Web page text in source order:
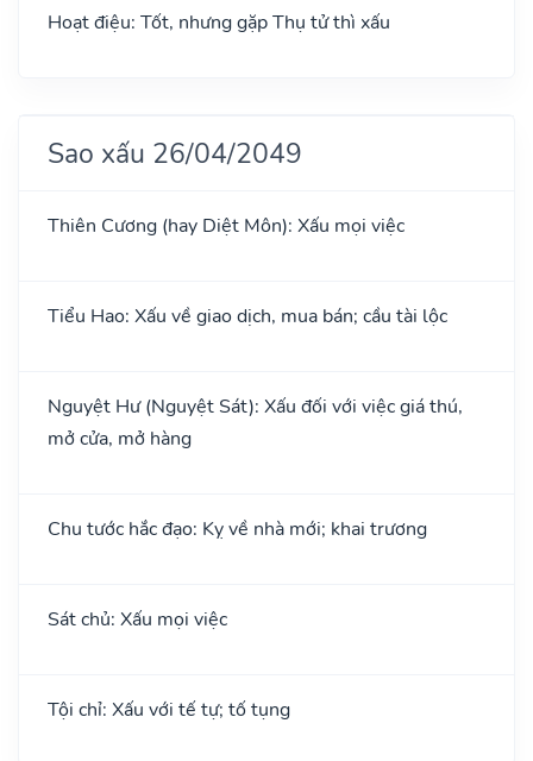
Hoạt điệu: Tốt, nhưng gặp Thụ tử thì xấu
Sao xấu 26/04/2049
Thiên Cương (hay Diệt Môn): Xấu mọi việc
Tiểu Hao: Xấu về giao dịch, mua bán; cầu tài lộc
Nguyệt Hư (Nguyệt Sát): Xấu đối với việc giá thú,
mở cửa, mở hàng
Chu tước hắc đạo: Kỵ về nhà mới; khai trương
Sát chủ: Xấu mọi việc
Tội chỉ: Xấu với tế tự; tố tụng